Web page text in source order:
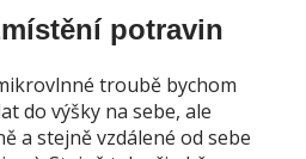
potravin
troubě bychom
do výšky na sebe, ale
a stejně vzdálené od sebe